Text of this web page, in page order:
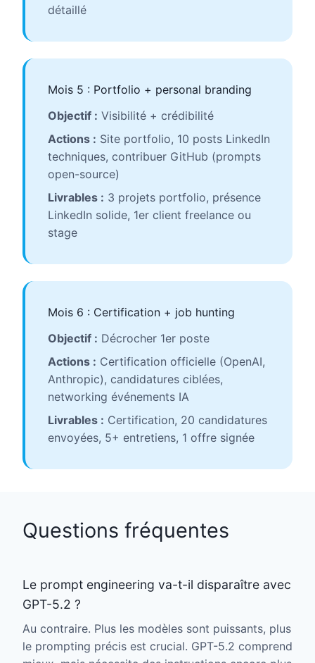
détaillé
Mois 5 : Portfolio + personal branding
Objectif : Visibilité + crédibilité
Actions : Site portfolio, 10 posts LinkedIn
techniques, contribuer GitHub (prompts
open-source)
Livrables : 3 projets portfolio, présence
LinkedIn solide, 1er client freelance ou
stage
Mois 6 : Certification + job hunting
Objectif : Décrocher 1er poste
Actions : Certification officielle (OpenAI,
Anthropic), candidatures ciblées,
networking événements IA
Livrables : Certification, 20 candidatures
envoyées, 5+ entretiens, 1 offre signée
Questions fréquentes
Le prompt engineering va-t-il disparaître avec
GPT-5.2 ?
Au contraire. Plus les modèles sont puissants, plus
le prompting précis est crucial. GPT-5.2 comprend